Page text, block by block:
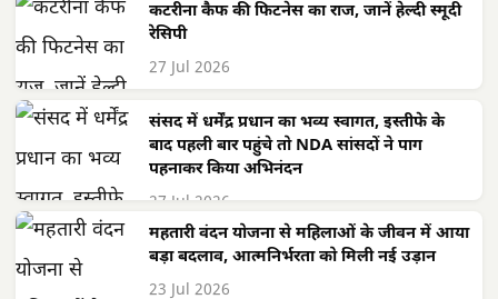
कटरीना कैफ की फिटनेस का राज, जानें हेल्दी स्मूदी
रेसिपी
27 Jul 2026
संसद में धर्मेंद्र प्रधान का भव्य स्वागत, इस्तीफे के
बाद पहली बार पहुंचे तो NDA सांसदों ने पाग
पहनाकर किया अभिनंदन
27 Jul 2026
महतारी वंदन योजना से महिलाओं के जीवन में आया
बड़ा बदलाव, आत्मनिर्भरता को मिली नई उड़ान
23 Jul 2026